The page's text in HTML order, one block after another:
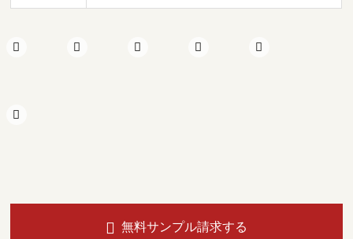
無料サンプル請求する